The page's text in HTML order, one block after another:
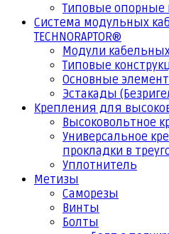
Типовые опорные
Система модульных
TECHNORAPTOR®
Модули
Типовые
Основные
Эстакады
Крепления для
Высоковольтное
Универсальное
прокладки в
Уплотнитель
Метизы
Саморезы
Винты
Болты